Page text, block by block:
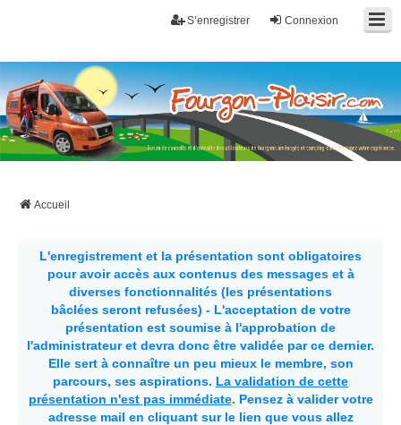
Connexion
S’enregistrer
Fourgon-plaisir.com
Forum de conseils et d'entraide des utilisateurs de fourgons, fourgons
aménagés, vans et de camping-car. Partagez votre expérience.
Accueil
L'enregistrement et la présentation sont obligatoires
pour avoir accès aux contenus des messages et à
diverses fonctionnalités (les présentations
bâclées seront refusées) - L'acceptation de votre
présentation est soumise à l'approbation de
l'administrateur et devra donc être validée par ce dernier.
Elle sert à connaître un peu mieux le membre, son
parcours, ses aspirations. La validation de cette
présentation n'est pas immédiate. Pensez à valider votre
adresse mail en cliquant sur le lien que vous allez